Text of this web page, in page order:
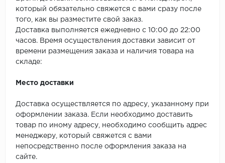
Tarkett
Wonderful Vinyl
который обязательно свяжется с вами сразу после
того, как вы разместите свой заказ.
Доставка выполняется ежедневно с 10:00 до 22:00
часов. Время осуществления доставки зависит от
времени размещения заказа и наличия товара на
складе:
Место доставки
Доставка осуществляется по адресу, указанному при
оформлении заказа. Если необходимо доставить
товар по иному адресу, необходимо сообщить адрес
менеджеру, который свяжется с вами
непосредственно после оформления заказа на
сайте.